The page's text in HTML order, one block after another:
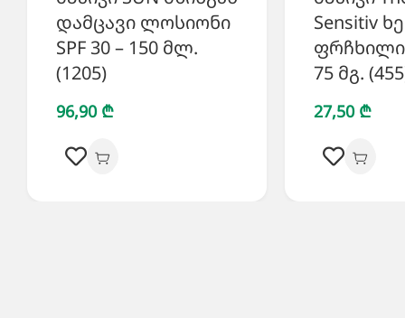
დამცავი ლოსიონი
SPF 30 – 150 მლ.
(1205)
96,90 ₾
Sensitiv
75 მგ.
27,50 ₾